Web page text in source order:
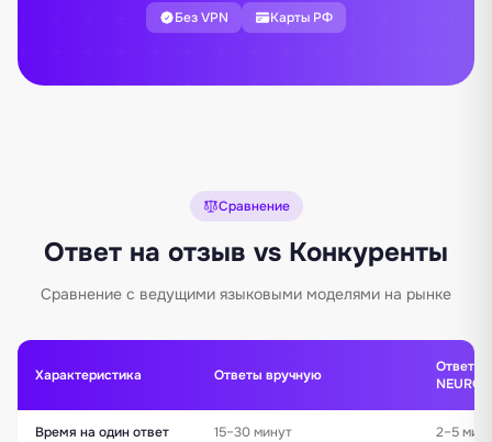
Без VPN Карты РФ
Сравнение
Ответ на отзыв vs Конкуренты
Сравнение с ведущими языковыми моделями на рынке
Характеристика Ответы вручную
Ответ
Время на один ответ 15–30 минут 2–5